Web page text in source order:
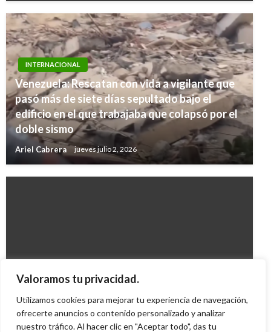
Valoramos tu privacidad.
Utilizamos cookies para mejorar tu experiencia de navegación,
ofrecerte anuncios o contenido personalizado y analizar
nuestro tráfico. Al hacer clic en "Aceptar todo", das tu
INTERNACIONAL
Venezuela: Rescatan con vida a vigilante que
pasó más de siete días sepultado bajo el
edificio en el que trabajaba que colapsó por el
doble sismo
Ariel Cabrera jueves julio 2, 2026
INTERNACIONAL
Iván Briceño jueves diciembre 10, 2009